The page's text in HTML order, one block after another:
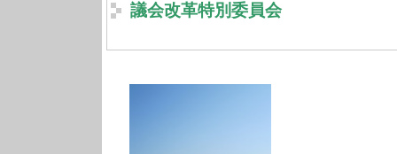
議会改革特別委員会